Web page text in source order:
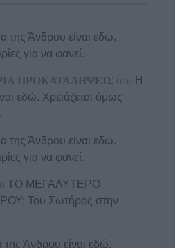
της Άνδρου είναι εδώ.
για να φανεί.
ΠΡΟΚΑΤΑΛΗΨΕΙΣ στο Η
εδώ. Χρειάζεται όμως
της Άνδρου είναι εδώ.
για να φανεί.
ΤΟ ΜΕΓΑΛΥΤΕΡΟ
Του Σωτήρος στην
της Άνδρου είναι εδώ.